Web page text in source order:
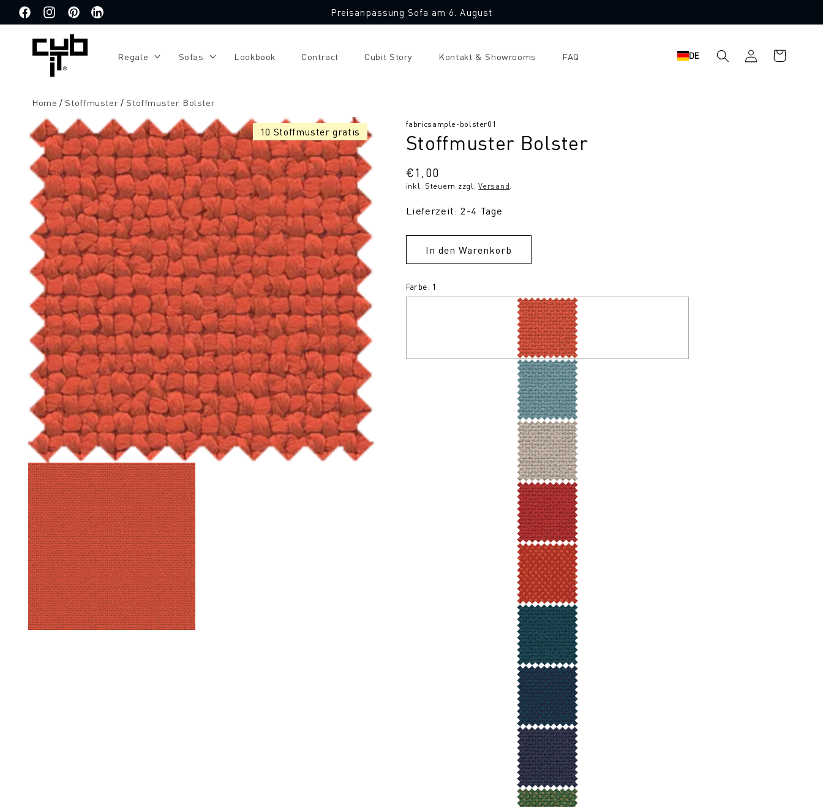
zum
Inhalt
FacebookInstagramPinterestTranslation
Preisanpassung Sofa am 6. August
Regale Sofas Lookbook Contract Cubit Story Kontakt & Showrooms FAQ DE EinloggenWarenkorb
Home Stoffmuster Stoffmuster Bolster
Produktinformationen
springen
10 Stoffmuster gratis
SKU:
fabricsample-bolster01
Stoffmuster Bolster
Normaler
Preis
€1,00
inkl. Steuern zzgl.Versand.
Lieferzeit: 2-4 Tage
In den Warenkorb
Farbe: 1